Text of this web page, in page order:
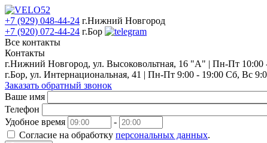
+7 (929) 048-44-24 г.Нижний Новгород
+7 (920) 072-44-24 г.Бор
Все контакты
Контакты
г.Нижний Новгород, ул. Высоковольтная, 16 "А" | Пн-Пт 10:00
г.Бор, ул. Интернациональная, 41 | Пн-Пт 9:00 - 19:00 Сб, Вс
Заказать обратный звонок
Ваше имя
Телефон
Удобное время
-
Согласие на обработку персональных данных.